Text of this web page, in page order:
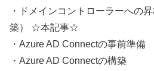
・ドメインコントローラーへの
築） ☆本記事☆
・Azure AD Connectの事前準備
・Azure AD Connectの構築